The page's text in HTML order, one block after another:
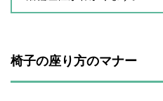
椅子の座り方のマナー